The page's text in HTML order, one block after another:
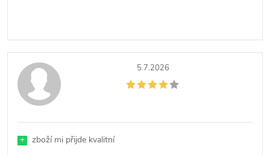
5.7.2026
+ zboží mi přijde kvalitní